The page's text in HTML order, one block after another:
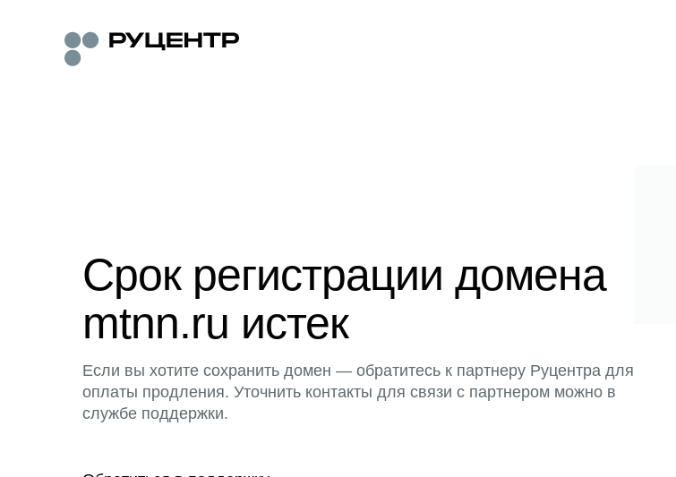
Срок регистрации домена
mtnn.ru истек
Если вы хотите сохранить домен — обратитесь к партнеру Руцентра для
оплаты продления. Уточнить контакты для связи с партнером можно в
службе поддержки.